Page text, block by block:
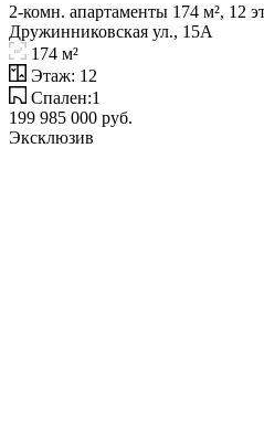
2-комн. апартаменты 174 м², 12
Дружинниковская ул., 15А
174 м²
Этаж: 12
Спален:1
199 985 000 руб.
Эксклюзив